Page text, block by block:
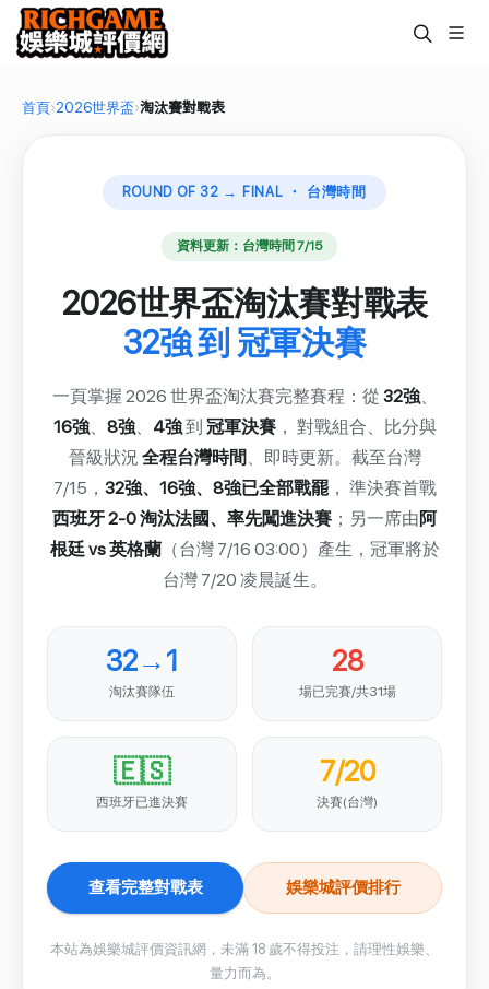
首頁›2026世界盃›淘汰賽對戰表
ROUND OF 32 → FINAL ・ 台灣時間
資料更新：台灣時間 7/15
2026世界盃淘汰賽對戰表
32強 到 冠軍決賽
一頁掌握 2026 世界盃淘汰賽完整賽程：從 32強、
16強、 8強、 4強到 冠軍決賽， 對戰組合、比分與
晉級狀況 全程台灣時間 、即時更新。截至台灣
7/15， 32強、16強、8強已全部戰罷， 準決賽首戰
西班牙 2-0 淘汰法國、率先闖進決賽 ；另一席由阿
根廷 vs 英格蘭（台灣 7/16 03:00）產生，冠軍將於
台灣 7/20 凌晨誕生。
32→1
淘汰賽隊伍
28
場已完賽/共31場
🇪🇸
西班牙已進決賽
7/20
決賽(台灣)
查看完整對戰表 娛樂城評價排行
本站為娛樂城評價資訊網，未滿 18 歲不得投注，請理性娛樂、
量力而為。